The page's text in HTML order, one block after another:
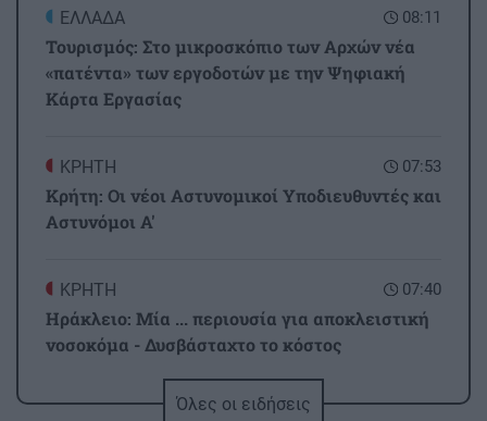
08:11
ΕΛΛΑΔΑ
Τουρισμός: Στο μικροσκόπιο των Αρχών νέα
«πατέντα» των εργοδοτών με την Ψηφιακή
Κάρτα Εργασίας
07:53
ΚΡΗΤΗ
Κρήτη: Οι νέοι Αστυνομικοί Υποδιευθυντές και
Αστυνόμοι Α'
07:40
ΚΡΗΤΗ
Ηράκλειο: Μία ... περιουσία για αποκλειστική
νοσοκόμα - Δυσβάσταχτο το κόστος
Όλες οι ειδήσεις